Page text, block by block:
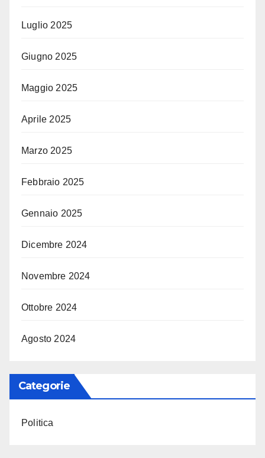
Luglio 2025
Giugno 2025
Maggio 2025
Aprile 2025
Marzo 2025
Febbraio 2025
Gennaio 2025
Dicembre 2024
Novembre 2024
Ottobre 2024
Agosto 2024
Categorie
Politica